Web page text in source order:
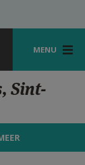
MENU
Sint-